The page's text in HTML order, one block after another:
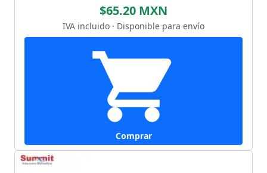
$65.20 MXN
IVA incluido · Disponible para envío
Comprar